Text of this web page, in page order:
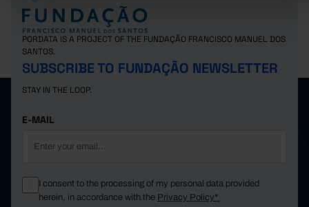
PORDATA IS A PROJECT OF THE FUNDAÇÃO FRANCISCO MANUEL DOS
SANTOS.
SUBSCRIBE TO FUNDAÇÃO NEWSLETTER
STAY IN THE LOOP.
E-MAIL
I consent to the processing of my personal data provided
herein, in accordance with the Privacy Policy*